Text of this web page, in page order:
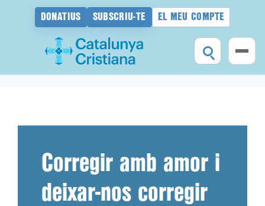
DONATIUS SUBSCRIU-TE EL MEU COMPTE
Corregir amb amor i
deixar-nos corregir